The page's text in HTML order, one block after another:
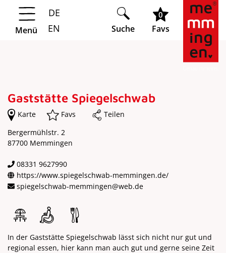
Springe zur Navigation
Springe zum Hauptinhalt
Menü
DE
EN
Suche
0
Favs
Gaststätte Spiegelschwab
Karte Favs
Teilen
Bergermühlstr. 2
87700 Memmingen
08331 9627990
https://www.spiegelschwab-memmingen.de/
spiegelschwab-memmingen@web.de
In der Gaststätte Spiegelschwab lässt sich nicht nur gut und
regional essen, hier kann man auch gut und gerne seine Zeit